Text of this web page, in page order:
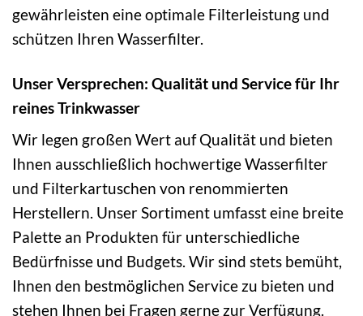
gewährleisten eine optimale Filterleistung und
schützen Ihren Wasserfilter.
Unser Versprechen: Qualität und Service für Ihr
reines Trinkwasser
Wir legen großen Wert auf Qualität und bieten
Ihnen ausschließlich hochwertige Wasserfilter
und Filterkartuschen von renommierten
Herstellern. Unser Sortiment umfasst eine breite
Palette an Produkten für unterschiedliche
Bedürfnisse und Budgets. Wir sind stets bemüht,
Ihnen den bestmöglichen Service zu bieten und
stehen Ihnen bei Fragen gerne zur Verfügung.